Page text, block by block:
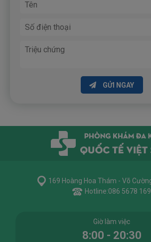
GỬI NGAY
169 Hoàng Hoa Thám - Võ
Hotline:086 5678 169
Giờ làm việc
8:00 - 20:30